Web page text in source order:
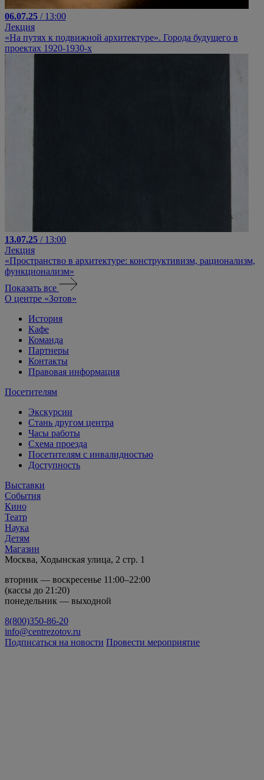
06.07.25 / 13:00
Лекция
«На путях к подвижной архитектуре». Города будущего в
проектах 1920-1930-х
13.07.25 / 13:00
Лекция
«Пространство в архитектуре: конструктивизм, рационализм,
функционализм»
Показать все
О центре «Зотов»
История
Кафе
Команда
Партнеры
Контакты
Правовая информация
Посетителям
Экскурсии
Стань другом центра
Часы работы
Схема проезда
Посетителям с инвалидностью
Доступность
Выставки
События
Кино
Театр
Наука
Детям
Магазин
Москва, Ходынская улица, 2 стр. 1
вторник — воскресенье 11:00–22:00
(кассы до 21:20)
понедельник — выходной
8(800)350-86-20
info@centrezotov.ru
Подписаться на новости Провести мероприятие